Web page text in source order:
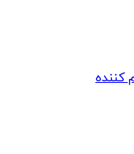
کننده